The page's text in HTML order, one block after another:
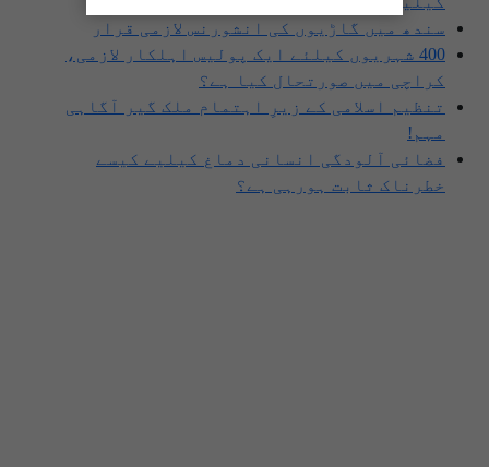
سندھ میں گاڑیوں کی انشورنس لازمی قرار
400 شہریوں کیلئے ایک پولیس اہلکار لازمی،
کراچی میں صورتحال کیا ہے؟
تنظیم اسلامی کے زیرِ اہتمام ملک گیر آگاہی
مہم!
فضائی آلودگی انسانی دماغ کیلیے کیسے
خطرناک ثابت ہورہی ہے؟